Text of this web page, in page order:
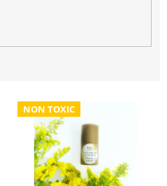
NON TOXIC